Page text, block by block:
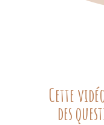
Cette
des